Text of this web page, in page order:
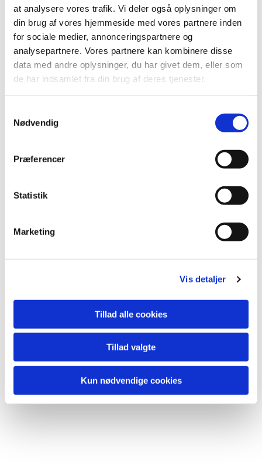
at analysere vores trafik. Vi deler også oplysninger om
din brug af vores hjemmeside med vores partnere inden
for sociale medier, annonceringspartnere og
analysepartnere. Vores partnere kan kombinere disse
data med andre oplysninger, du har givet dem, eller som
de har indsamlet fra din brug af deres tjenester.
Nødvendig
Præferencer
Statistik
Marketing
Vis detaljer
Tillad alle cookies
Tillad valgte
Kun nødvendige cookies